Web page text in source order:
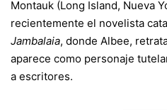
Montauk (Long Island, Nueva
recientemente el novelista
Jambalaia, donde Albee,
aparece como personaje
a escritores.